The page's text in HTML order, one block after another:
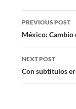
Post
PREVIOUS POST
México: Cambio
NEXT POST
Con subtítulos